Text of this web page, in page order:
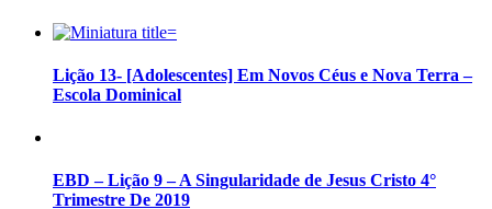
Lição 13- [Adolescentes] Em Novos Céus e Nova Terra –
Escola Dominical
EBD – Lição 9 – A Singularidade de Jesus Cristo 4°
Trimestre De 2019